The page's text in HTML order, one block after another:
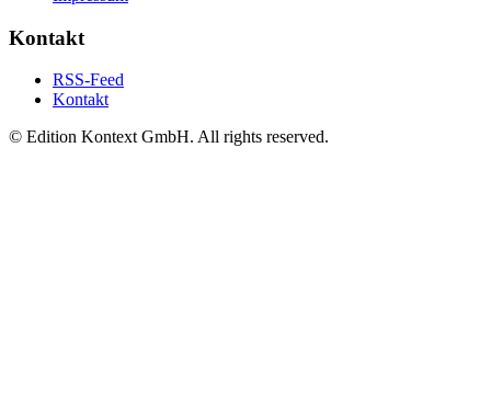
Kontakt
RSS-Feed
Kontakt
© Edition Kontext GmbH. All rights reserved.